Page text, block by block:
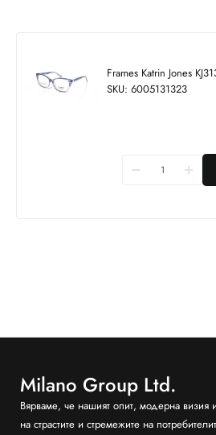
Frames Katrin Jones
SKU: 6005131323
Milano Group Ltd.
Вярваме, че нашият опит, модерна визия
на страстите и стремежите на